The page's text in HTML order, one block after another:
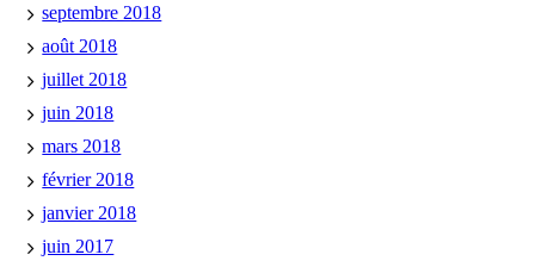
septembre 2018
août 2018
juillet 2018
juin 2018
mars 2018
février 2018
janvier 2018
juin 2017